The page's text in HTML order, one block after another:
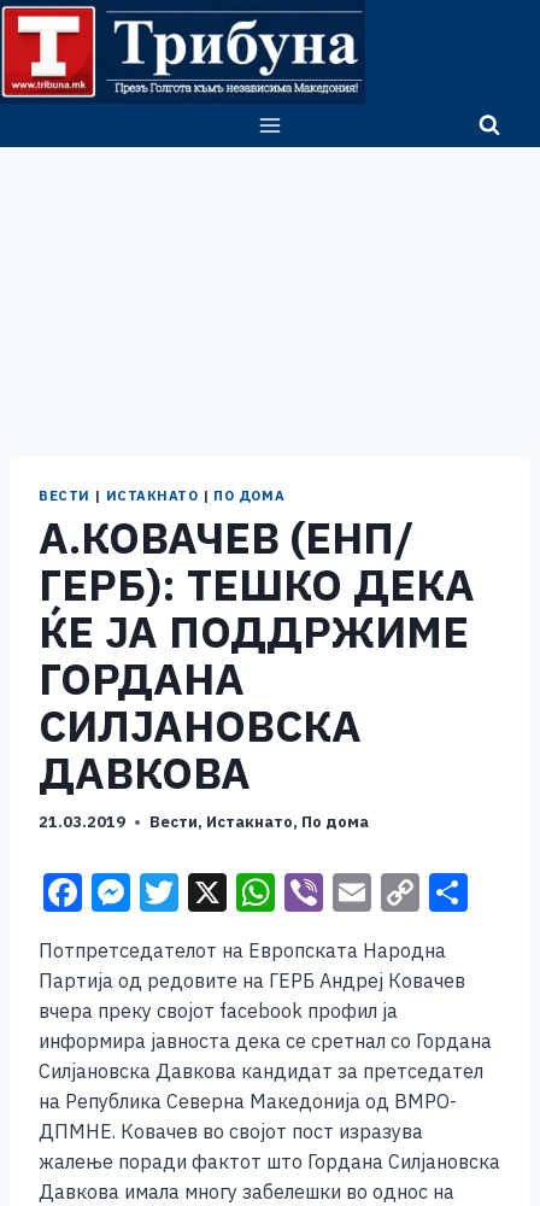
Skip
content
ВЕСТИ | ИСТАКНАТО | ПО ДОМА
А.КОВАЧЕВ (ЕНП/
ГЕРБ): ТЕШКО ДЕКА
ЌЕ ЈА ПОДДРЖИМЕ
ГОРДАНА
СИЛЈАНОВСКА
ДАВКОВА
21.03.2019 Вести, Истакнато, По дома
F
c
e
b
o
o
k
M
ss
e
n
g
er
T
tt
er
X W
at
s
A
p
p
Vi
er
E
m
ai
l
C
p
Li
n
k
Потпретседателот на Европската Народна
Партија од редовите на ГЕРБ Андреј Ковачев
вчера преку својот facebook профил ја
информира јавноста дека се сретнал со Гордана
Силјановска Давкова кандидат за претседател
на Република Северна Македонија од ВМРО-
ДПМНЕ. Ковачев во својот пост изразува
жалење поради фактот што Гордана Силјановска
Давкова имала многу забелешки во однос на